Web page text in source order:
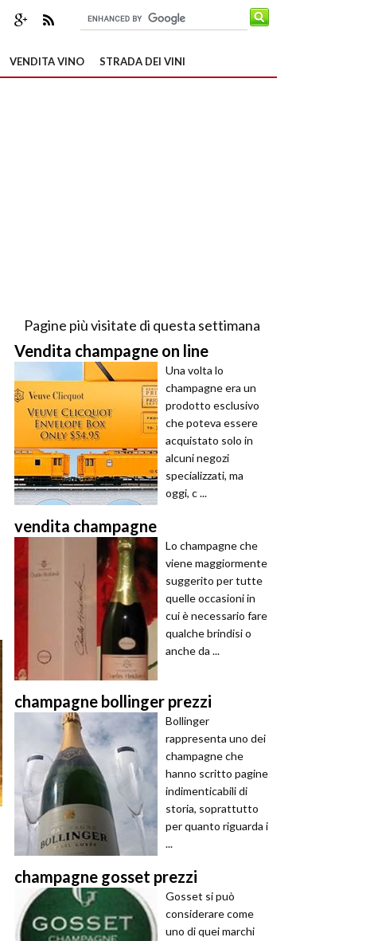
VENDITA VINO STRADA DEI VINI
Pagine più visitate di questa settimana
Vendita champagne on line
Una volta lo
champagne era un
prodotto esclusivo
che poteva essere
acquistato solo in
alcuni negozi
specializzati, ma
oggi, c ...
vendita champagne
Lo champagne che
viene maggiormente
suggerito per tutte
quelle occasioni in
cui è necessario fare
qualche brindisi o
anche da ...
champagne bollinger prezzi
Bollinger
rappresenta uno dei
champagne che
hanno scritto pagine
indimenticabili di
storia, soprattutto
per quanto riguarda i
...
champagne gosset prezzi
Gosset si può
considerare come
uno di quei marchi